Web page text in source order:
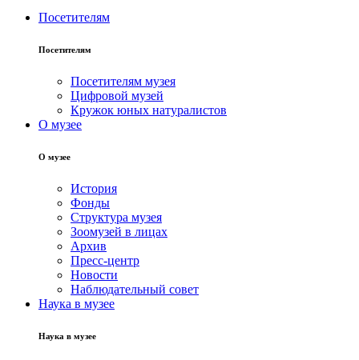
Посетителям
Посетителям
Посетителям музея
Цифровой музей
Кружок юных натуралистов
О музее
О музее
История
Фонды
Структура музея
Зоомузей в лицах
Архив
Пресс-центр
Новости
Наблюдательный совет
Наука в музее
Наука в музее